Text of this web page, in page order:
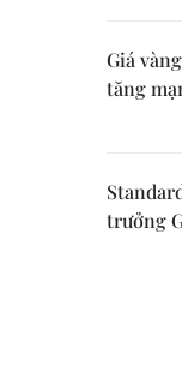
Giá
tăng
trưởng